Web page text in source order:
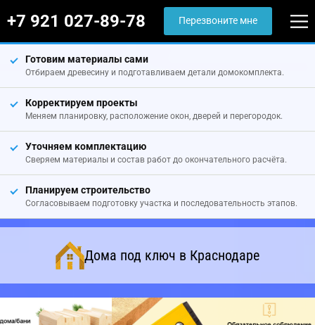
+7 921 027-89-78 Перезвоните мне
Готовим материалы сами
Отбираем древесину и подготавливаем детали домокомплекта.
Корректируем проекты
Меняем планировку, расположение окон, дверей и перегородок.
Уточняем комплектацию
Сверяем материалы и состав работ до окончательного расчёта.
Планируем строительство
Согласовываем подготовку участка и последовательность этапов.
Дома под ключ в Краснодаре